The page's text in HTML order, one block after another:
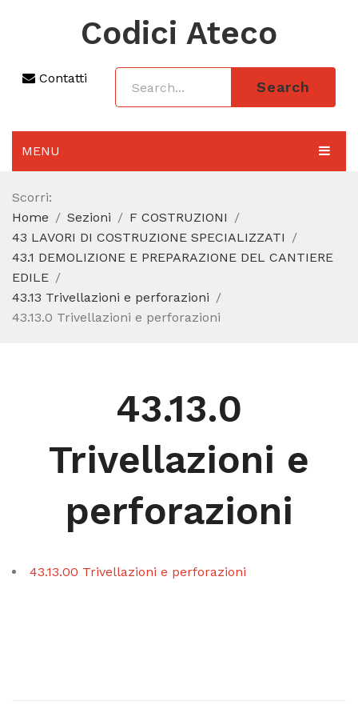
Codici Ateco
Contatti
Search
MENU
AGGIORNAMENTO 2025
SEZIONI
CODICE ATECO A COSA SERVE
REGIME FORFETTARIO
CODICE FISCALE
Scorri:
Home
Sezioni
F COSTRUZIONI
43 LAVORI DI COSTRUZIONE SPECIALIZZATI
43.1 DEMOLIZIONE E PREPARAZIONE DEL CANTIERE
EDILE
43.13 Trivellazioni e perforazioni
43.13.0 Trivellazioni e perforazioni
43.13.0
Trivellazioni e
perforazioni
43.13.00 Trivellazioni e perforazioni